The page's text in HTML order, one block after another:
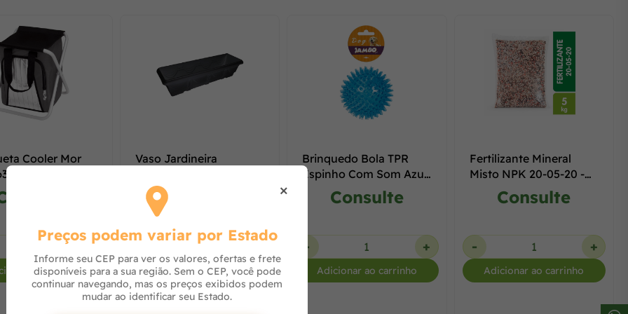
Cooler Mor
+
ao carrinho
Vaso Jardineira
em Plástico Sem Prato
Consulte
+
Adicionar ao carrinho
Brinquedo Bola TPR
Espinho Com Som Azul
Consulte
- +
Adicionar ao carrinho
Fertilizante Mineral
Misto NPK 20-05-20 -
Embalagem Fracionada
Consulte
- +
Adicionar ao carrinho
×
Preços podem variar por Estado
Informe seu CEP para ver os valores, ofertas e frete
disponíveis para a sua região. Sem o CEP, você pode
continuar navegando, mas os preços exibidos podem
mudar ao identificar seu Estado.